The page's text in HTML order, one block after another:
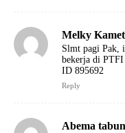
Melky
Slmt pagi Pak,
bekerja di PTFI
ID 895692
Reply
Abema